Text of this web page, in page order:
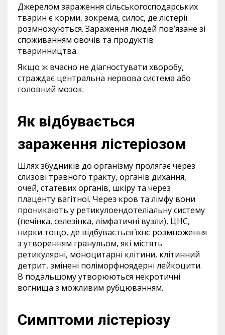
Джерелом зараження сільськогосподарських
тварин є корми, зокрема, силос, де лістерії
розмножуються. Зараження людей пов’язане зі
споживанням овочів та продуктів
тваринництва.
Якщо ж вчасно не діагностувати хворобу,
страждає центральна нервова система або
головний мозок.
Як відбувається
зараження лістеріозом
Шлях збудників до організму пролягає через
слизові травного тракту, органів дихання,
очей, статевих органів, шкіру та через
плаценту вагітної. Через кров та лімфу вони
проникають у ретикулоендотеліальну систему
(печінка, селезінка, лімфатичні вузли), ЦНС,
нирки тощо, де відбувається їхнє розмноження
з утворенням гранульом, які містять
ретикулярні, моноцитарні клітини, клітинний
детрит, змінені поліморфноядерні лейкоцити.
В подальшому утворюються некротичні
вогнища з можливим рубцюванням.
Симптоми лістеріозу